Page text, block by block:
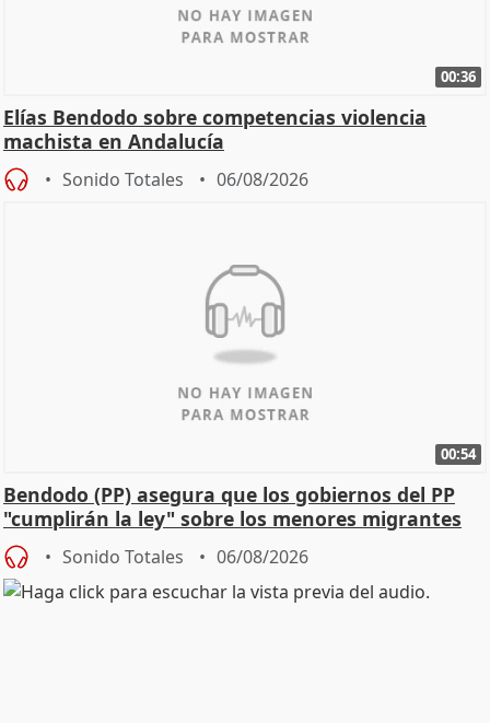
00:36
Elías Bendodo sobre competencias violencia
machista en Andalucía
Sonido Totales 06/08/2026
00:54
Bendodo (PP) asegura que los gobiernos del PP
"cumplirán la ley" sobre los menores migrantes
Sonido Totales 06/08/2026